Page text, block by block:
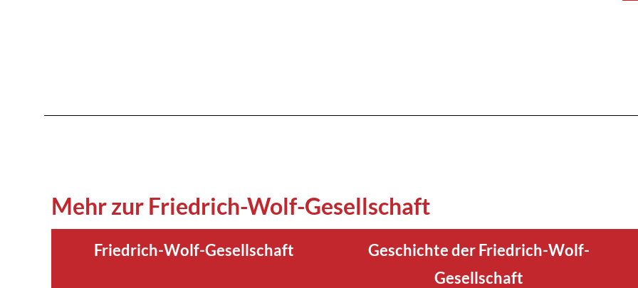
Mehr zur Friedrich-Wolf-Gesellschaft
Friedrich-Wolf-Gesellschaft
Geschichte der Friedrich-Wolf-
Gesellschaft